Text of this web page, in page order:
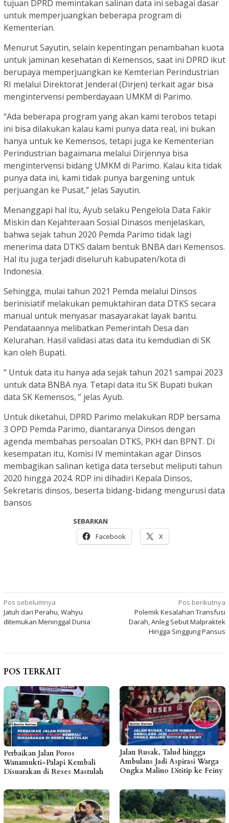
tujuan DPRD memintakan salinan data ini sebagai dasar
untuk memperjuangkan beberapa program di
Kementerian.
Menurut Sayutin, selain kepentingan penambahan kuota
untuk jaminan kesehatan di Kemensos, saat ini DPRD ikut
berupaya memperjuangkan ke Kemterian Perindustrian
RI melalui Direktorat Jenderal (Dirjen) terkait agar bisa
mengintervensi pemberdayaan UMKM di Parimo.
“Ada beberapa program yang akan kami terobos tetapi
ini bisa dilakukan kalau kami punya data real, ini bukan
hanya untuk ke Kemensos, tetapi juga ke Kementerian
Perindustrian bagaimana melalui Dirjennya bisa
mengintervensi bidang UMKM di Parimo. Kalau kita tidak
punya data ini, kami tidak punya bargening untuk
perjuangan ke Pusat,” jelas Sayutin.
Menanggapi hal itu, Ayub selaku Pengelola Data Fakir
Miskin dan Kejahteraan Sosial Dinasos menjelaskan,
bahwa sejak tahun 2020 Pemda Parimo tidak lagi
menerima data DTKS dalam bentuk BNBA dari Kemensos.
Hal itu juga terjadi diseluruh kabupaten/kota di
Indonesia.
Sehingga, mulai tahun 2021 Pemda melalui Dinsos
berinisiatif melakukan pemuktahiran data DTKS secara
manual untuk menyasar masayarakat layak bantu.
Pendataannya melibatkan Pemerintah Desa dan
Kelurahan. Hasil validasi atas data itu kemdudian di SK
kan oleh Bupati.
” Untuk data itu hanya ada sejak tahun 2021 sampai 2023
untuk data BNBA nya. Tetapi data itu SK Bupati bukan
data SK Kemensos, ” jelas Ayub.
Untuk diketahui, DPRD Parimo melakukan RDP bersama
3 OPD Pemda Parimo, diantaranya Dinsos dengan
agenda membahas persoalan DTKS, PKH dan BPNT. Di
kesempatan itu, Komisi IV memintakan agar Dinsos
membagikan salinan ketiga data tersebut meliputi tahun
2020 hingga 2024. RDP ini dihadiri Kepala Dinsos,
Sekretaris dinsos, beserta bidang-bidang mengurusi data
bansos
SEBARKAN
Facebook
X
Navigasi
pos
Pos sebelumnya
Jatuh dari Perahu, Wahyu
ditemukan Meninggal Dunia
Pos berikutnya
Polemik Kesalahan Transfusi
Darah, Anleg Sebut Malpraktek
Hingga Singgung Pansus
POS TERKAIT
Perbaikan Jalan Poros
Wanamukti-Palapi Kembali
Disuarakan di Reses Mastulah
Jalan Rusak, Talud hingga
Ambulans Jadi Aspirasi Warga
Ongka Malino Dititip ke Feiny